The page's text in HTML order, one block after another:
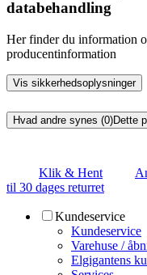
databehandling
Her finder du information
producentinformation
Vis sikkerhedsoplysninger
Hvad andre synes (0)Dette
Klik & Hent
til 30 dages returret
Kundeservice
Kundeservice
Varehuse /
Elgigantens